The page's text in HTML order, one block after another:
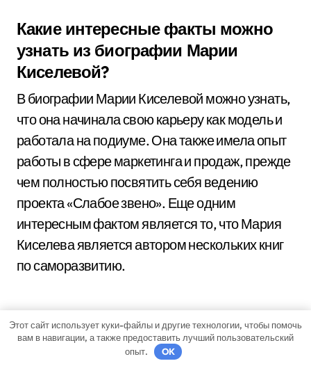
Какие интересные факты можно
узнать из биографии Марии
Киселевой?
В биографии Марии Киселевой можно узнать,
что она начинала свою карьеру как модель и
работала на подиуме. Она также имела опыт
работы в сфере маркетинга и продаж, прежде
чем полностью посвятить себя ведению
проекта «Слабое звено». Еще одним
интересным фактом является то, что Мария
Киселева является автором нескольких книг
по саморазвитию.
Этот сайт использует куки-файлы и другие технологии, чтобы помочь
вам в навигации, а также предоставить лучший пользовательский
опыт.
OK